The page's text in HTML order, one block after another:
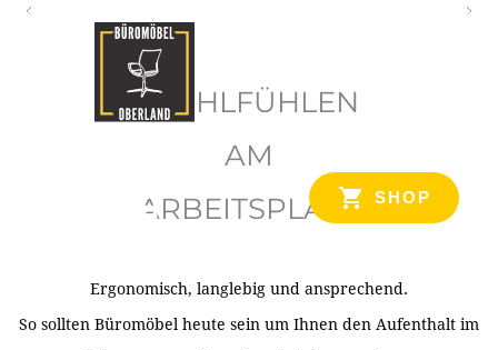
SHOP
WOHLFÜHLEN
AM
ARBEITSPLATZ
Ergonomisch, langlebig und ansprechend.
So sollten Büromöbel heute sein um Ihnen den Aufenthalt im